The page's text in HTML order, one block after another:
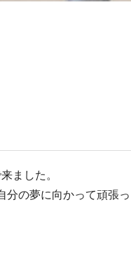
ました。
分の夢に向かって頑張っ